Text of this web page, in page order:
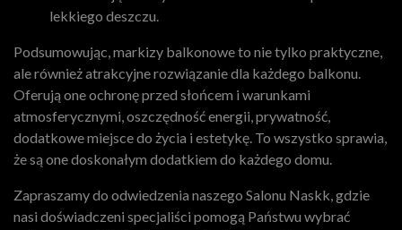
lekkiego deszczu.
Podsumowując, markizy balkonowe to nie tylko praktyczne,
ale również atrakcyjne rozwiązanie dla każdego balkonu.
Oferują one ochronę przed słońcem i warunkami
atmosferycznymi, oszczędność energii, prywatność,
dodatkowe miejsce do życia i estetykę. To wszystko sprawia,
że są one doskonałym dodatkiem do każdego domu.
Zapraszamy do odwiedzenia naszego Salonu Naskk, gdzie
nasi doświadczeni specjaliści pomogą Państwu wybrać